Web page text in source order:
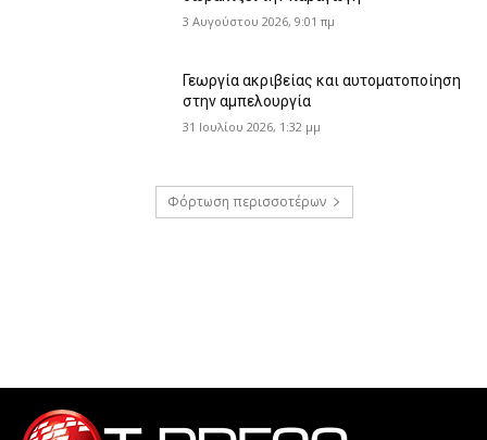
3 Αυγούστου 2026, 9:01 πμ
Γεωργία ακριβείας και αυτοματοποίηση
στην αμπελουργία
31 Ιουλίου 2026, 1:32 μμ
Φόρτωση περισσοτέρων